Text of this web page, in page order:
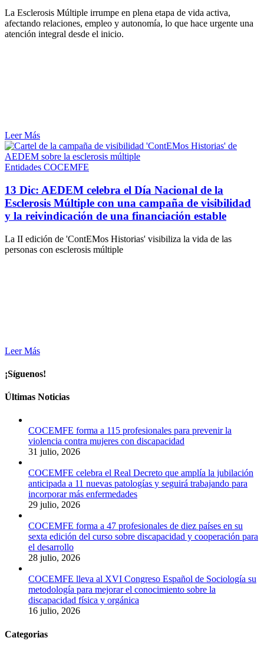
La Esclerosis Múltiple irrumpe en plena etapa de vida activa,
afectando relaciones, empleo y autonomía, lo que hace urgente una
atención integral desde el inicio.
Leer Más
Entidades COCEMFE
13 Dic: AEDEM celebra el Día Nacional de la
Esclerosis Múltiple con una campaña de visibilidad
y la reivindicación de una financiación estable
La II edición de 'ContEMos Historias' visibiliza la vida de las
personas con esclerosis múltiple
Leer Más
¡Síguenos!
Últimas Noticias
COCEMFE forma a 115 profesionales para prevenir la
violencia contra mujeres con discapacidad
31 julio, 2026
COCEMFE celebra el Real Decreto que amplía la jubilación
anticipada a 11 nuevas patologías y seguirá trabajando para
incorporar más enfermedades
29 julio, 2026
COCEMFE forma a 47 profesionales de diez países en su
sexta edición del curso sobre discapacidad y cooperación para
el desarrollo
28 julio, 2026
COCEMFE lleva al XVI Congreso Español de Sociología su
metodología para mejorar el conocimiento sobre la
discapacidad física y orgánica
16 julio, 2026
Categorias